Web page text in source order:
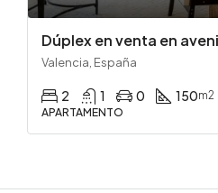
Dúplex en venta en
Valencia, España
2 1 0 150m2
APARTAMENTO